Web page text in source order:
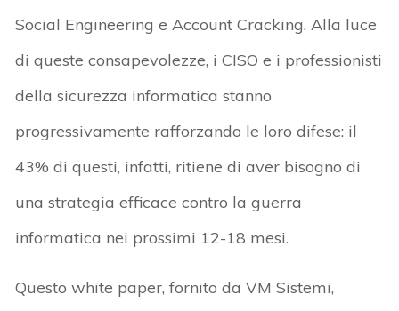
Social Engineering e Account Cracking. Alla luce
di queste consapevolezze, i CISO e i professionisti
della sicurezza informatica stanno
progressivamente rafforzando le loro difese: il
43% di questi, infatti, ritiene di aver bisogno di
una strategia efficace contro la guerra
informatica nei prossimi 12-18 mesi.
Questo white paper, fornito da VM Sistemi,